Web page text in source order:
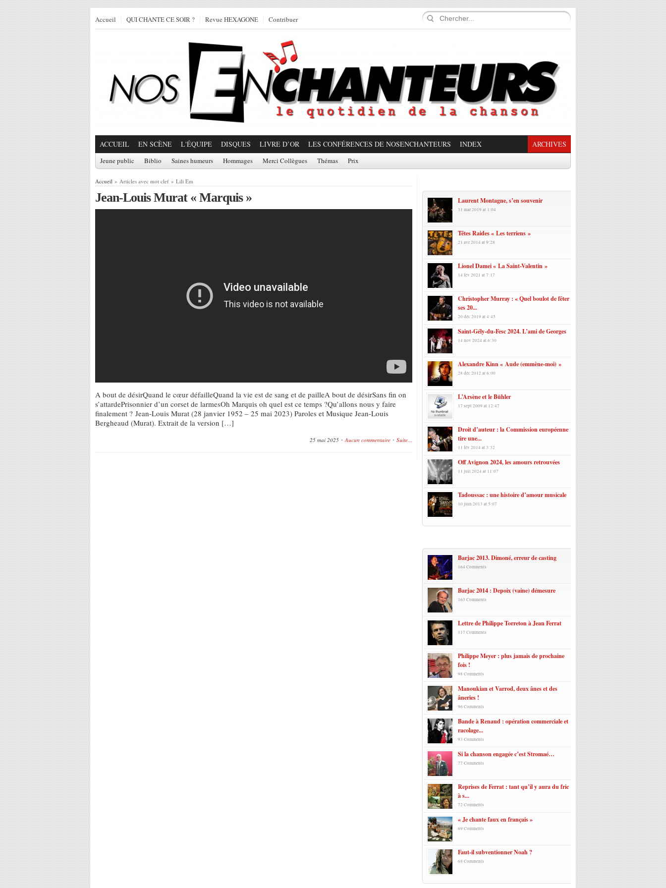
Accueil QUI CHANTE CE SOIR ? Revue HEXAGONE Contribuer
ACCUEIL EN SCÈNE L'ÉQUIPE DISQUES LIVRE D’OR LES CONFÉRENCES DE NOSENCHANTEURS INDEX ARCHIVES
Jeune public Biblio Saines humeurs Hommages Merci Collègues Thémas Prix
Accueil » Articles avec mot clef » Lili Em
Jean-Louis Murat « Marquis »
A bout de désirQuand le cœur défailleQuand la vie est de sang et de pailleA bout de désirSans fin on
s’attardePrisonnier d’un corset de larmesOh Marquis oh quel est ce temps ?Qu’allons nous y faire
finalement ? Jean-Louis Murat (28 janvier 1952 – 25 mai 2023) Paroles et Musique Jean-Louis
Bergheaud (Murat). Extrait de la version […]
25 mai 2025 Aucun commentaire Suite...
Laurent Montagne, s’en souvenir
31 mar 2019 at 1:04
Têtes Raides « Les terriens »
21 avr 2014 at 9:28
Lionel Damei « La Saint-Valentin »
14 fév 2021 at 7:17
Christopher Murray : « Quel boulot de fêter
ses 20...
20 déc 2019 at 4:45
Saint-Gély-du-Fesc 2024. L’ami de Georges
14 nov 2024 at 6:30
Alexandre Kinn « Aude (emmène-moi) »
28 déc 2012 at 6:00
L’Arsène et le Bühler
17 sept 2009 at 12:47
Droit d’auteur : la Commission européenne
tire une...
11 fév 2014 at 3:32
Off Avignon 2024, les amours retrouvées
11 juil 2024 at 11:07
Tadoussac : une histoire d’amour musicale
10 juin 2013 at 5:07
Barjac 2013. Dimoné, erreur de casting
164 Comments
Barjac 2014 : Depoix (vaine) démesure
163 Comments
Lettre de Philippe Torreton à Jean Ferrat
117 Comments
Philippe Meyer : plus jamais de prochaine
fois !
98 Comments
Manoukian et Varrod, deux ânes et des
âneries !
96 Comments
Bande à Renaud : opération commerciale et
racolage...
93 Comments
Si la chanson engagée c’est Stromaé…
77 Comments
Reprises de Ferrat : tant qu’il y aura du fric
à s...
72 Comments
« Je chante faux en français »
69 Comments
Faut-il subventionner Noah ?
68 Comments